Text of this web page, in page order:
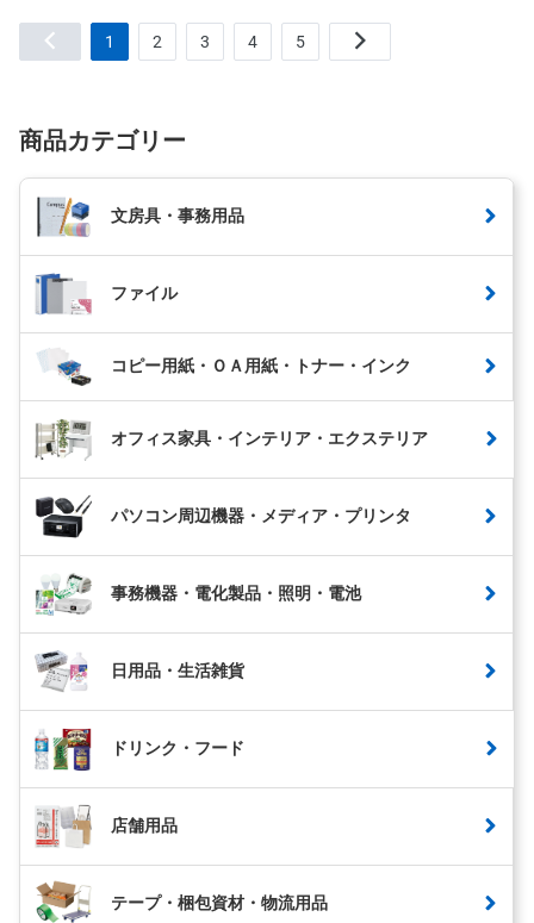
1 2 3 4 5
商品カテゴリー
文房具・事務用品
ファイル
コピー用紙・ＯＡ用紙・トナー・インク
オフィス家具・インテリア・エクステリア
パソコン周辺機器・メディア・プリンタ
事務機器・電化製品・照明・電池
日用品・生活雑貨
ドリンク・フード
店舗用品
テープ・梱包資材・物流用品